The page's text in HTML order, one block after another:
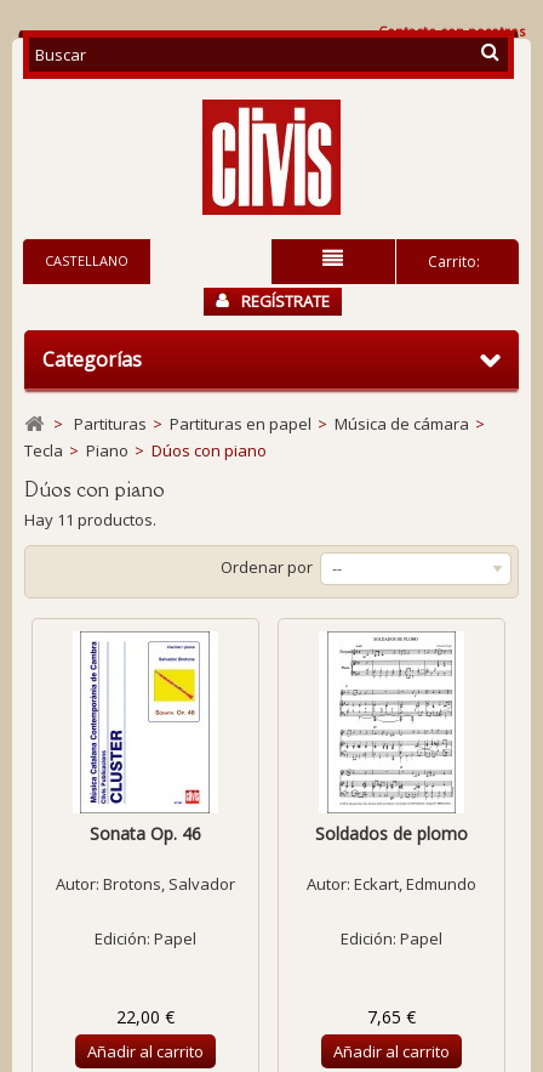
Contacte con nosotros
Carrito:
CASTELLANO
REGÍSTRATE
Categorías
> Partituras > Partituras en papel > Música de cámara >
Tecla > Piano > Dúos con piano
Dúos con piano
Hay 11 productos.
Ordenar por --
Sonata Op. 46
Autor: Brotons, Salvador
Edición: Papel
22,00 €
Añadir al carrito
Soldados de plomo
Autor: Eckart, Edmundo
Edición: Papel
7,65 €
Añadir al carrito